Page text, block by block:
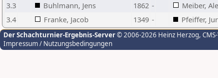
3.3
Buhlmann, Jens 1862 -
Meiber,
3.4
Franke, Jacob 1349 - Pfeiffer,
Der Schachturnier-Ergebnis-Server© 2006-2026 Heinz Herzog,
Impressum / Nutzungsbedingungen